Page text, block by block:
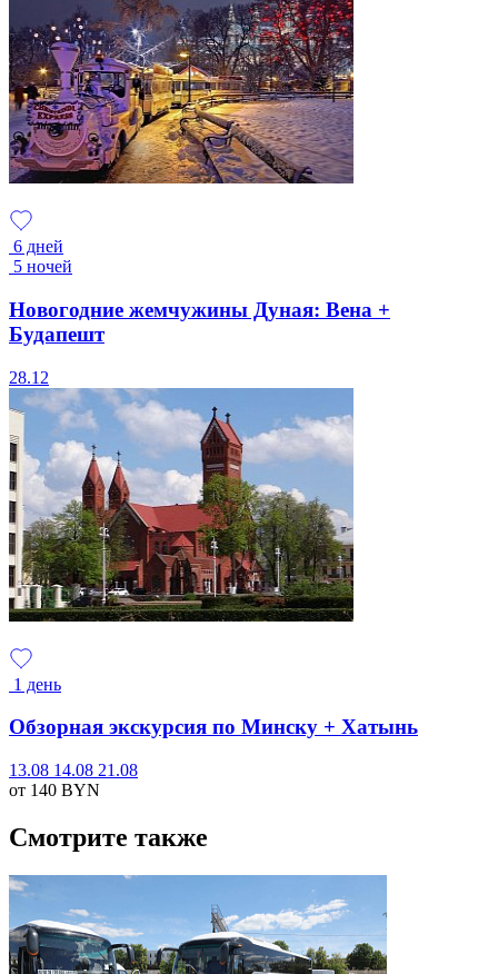
6 дней
5 ночей
Новогодние жемчужины Дуная: Вена +
Будапешт
28.12
1 день
Обзорная экскурсия по Минску + Хатынь
13.08 14.08 21.08
от 140 BYN
Смотрите также